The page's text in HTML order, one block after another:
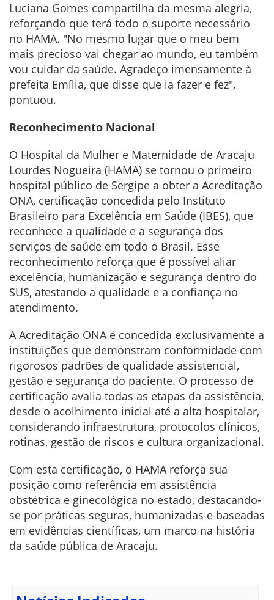
Luciana Gomes compartilha da mesma alegria,
reforçando que terá todo o suporte necessário
no HAMA. "No mesmo lugar que o meu bem
mais precioso vai chegar ao mundo, eu também
vou cuidar da saúde. Agradeço imensamente à
prefeita Emília, que disse que ia fazer e fez",
pontuou.
Reconhecimento Nacional
O Hospital da Mulher e Maternidade de Aracaju
Lourdes Nogueira (HAMA) se tornou o primeiro
hospital público de Sergipe a obter a Acreditação
ONA, certificação concedida pelo Instituto
Brasileiro para Excelência em Saúde (IBES), que
reconhece a qualidade e a segurança dos
serviços de saúde em todo o Brasil. Esse
reconhecimento reforça que é possível aliar
excelência, humanização e segurança dentro do
SUS, atestando a qualidade e a confiança no
atendimento.
A Acreditação ONA é concedida exclusivamente a
instituições que demonstram conformidade com
rigorosos padrões de qualidade assistencial,
gestão e segurança do paciente. O processo de
certificação avalia todas as etapas da assistência,
desde o acolhimento inicial até a alta hospitalar,
considerando infraestrutura, protocolos clínicos,
rotinas, gestão de riscos e cultura organizacional.
Com esta certificação, o HAMA reforça sua
posição como referência em assistência
obstétrica e ginecológica no estado, destacando-
se por práticas seguras, humanizadas e baseadas
em evidências científicas, um marco na história
da saúde pública de Aracaju.